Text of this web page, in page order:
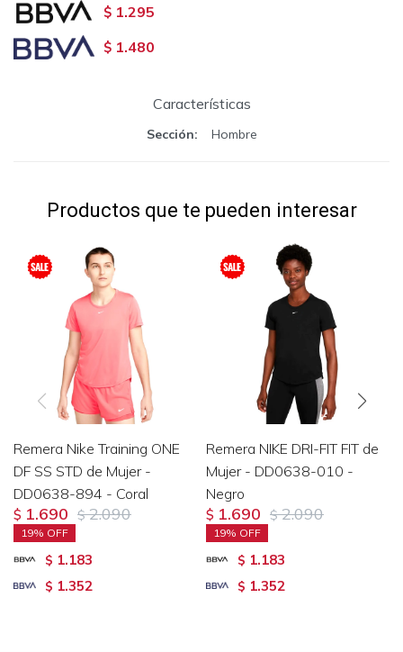
$ 1.295
$ 1.480
Características
Sección Hombre
Productos que te pueden interesar
Remera Nike Training ONE
DF SS STD de Mujer -
DD0638-894 - Coral
$ 1.690 $ 2.090
19
$ 1.183
$ 1.352
Remera NIKE DRI-FIT FIT de
Mujer - DD0638-010 -
Negro
$ 1.690 $ 2.090
19
$ 1.183
$ 1.352